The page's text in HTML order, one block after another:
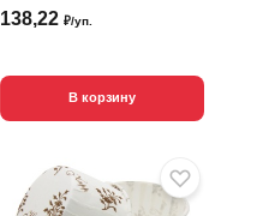
138,22 ₽/уп.
В корзину